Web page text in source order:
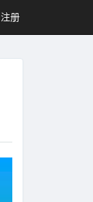
注册